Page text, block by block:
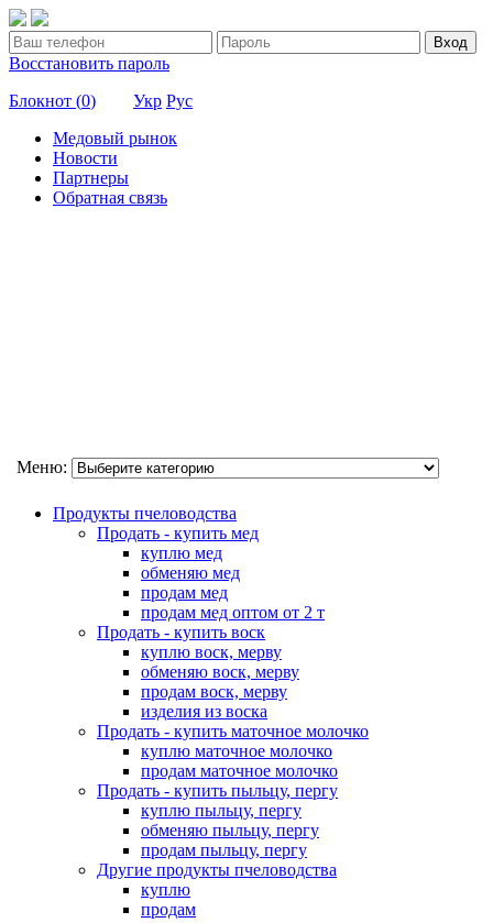
Вход
Восстановить пароль
Блокнот (0) Укр Рус
Медовый рынок
Новости
Партнеры
Обратная связь
Меню:
Продукты пчеловодства
Продать - купить мед
куплю мед
обменяю мед
продам мед
продам мед оптом от 2 т
Продать - купить воск
куплю воск, мерву
обменяю воск, мерву
продам воск, мерву
изделия из воска
Продать - купить маточное молочко
куплю маточное молочко
продам маточное молочко
Продать - купить пыльцу, пергу
куплю пыльцу, пергу
обменяю пыльцу, пергу
продам пыльцу, пергу
Другие продукты пчеловодства
куплю
продам